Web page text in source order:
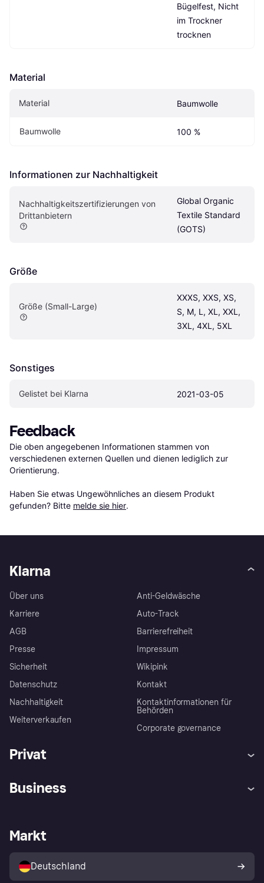
Bügelfest, Nicht
im Trockner
trocknen
Material
Material Baumwolle
Baumwolle 100 %
Informationen zur Nachhaltigkeit
Nachhaltigkeitszertifizierungen von
Drittanbietern
Global Organic
Textile Standard
(GOTS)
Größe
Größe (Small-Large)
XXXS, XXS, XS,
S, M, L, XL, XXL,
3XL, 4XL, 5XL
Sonstiges
Gelistet bei Klarna 2021-03-05
Feedback
Die oben angegebenen Informationen stammen von
verschiedenen externen Quellen und dienen lediglich zur
Orientierung.
Haben Sie etwas Ungewöhnliches an diesem Produkt
gefunden? Bitte melde sie hier.
Klarna
Über uns
Karriere
AGB
Presse
Sicherheit
Datenschutz
Nachhaltigkeit
Weiterverkaufen
Anti-Geldwäsche
Auto-Track
Barrierefreiheit
Impressum
Wikipink
Kontakt
Kontaktinformationen für
Behörden
Corporate governance
Privat
Klarna App
Shops entdecken
Käuferschutzrichtlinie
Dein Widerrufsrecht
Business
Händlerportal
Markt
Deutschland